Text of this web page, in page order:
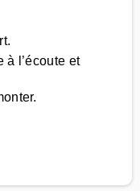
à l’écoute et